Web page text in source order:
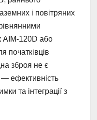
і повітряних
AIM-120D або
початківців
зброя не є
ефективність
та інтеграції з